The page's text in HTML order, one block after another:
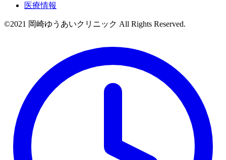
医療情報
©2021 岡崎ゆうあいクリニック All Rights Reserved.